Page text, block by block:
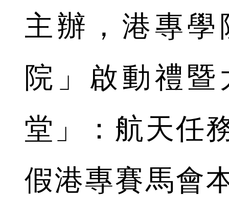
主辦，港專
院」啟動禮
堂」：航天任
假港專賽馬會